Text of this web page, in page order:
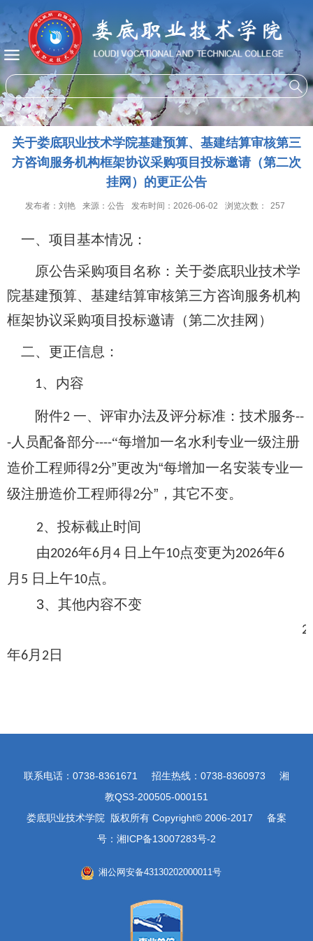
关于娄底职业技术学院基建预算、基建结算审核第三
方咨询服务机构框架协议采购项目投标邀请（第二次
挂网）的更正公告
发布者：刘艳 来源：公告 发布时间：2026-06-02 浏览次数： 257
一、项目基本情况：
原公告采购项目名称：关于娄底职业技术学
院基建预算、基建结算审核第三方咨询服务机构
框架协议采购项目投标邀请 （第二次挂网 ）
二、更正信息：
1、内容
附件2 一、 评审办法及评分标准 ：技术服务--
- 人员配备部分----“每增加一名水利专业一级注册
造价工程师得2分”更改为“每增加一名安装专业一
级注册造价工程师得2分” ，其它不变。
2、投标截止时间
由2026年6 月 4 日上午10点变更为2026年6
月 5 日上午10点。
3、 其他内容不变
年6 月 2 日
联系电话：0738-8361671 招生热线：0738-8360973 湘
教QS3-200505-000151
娄底职业技术学院 版权所有 Copyright© 2006-2017 备案
号：湘ICP备13007283号-2
湘公网安备43130202000011号